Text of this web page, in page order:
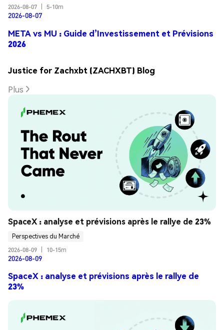
2026-08-07
5-10m
2026-08-07
META vs MU : Guide d’Investissement et Prévisions
2026
Justice for Zachxbt (ZACHXBT) Blog
Plus
SpaceX : analyse et prévisions après le rallye de 23%
Perspectives du Marché
2026-08-09
10-15m
2026-08-09
SpaceX : analyse et prévisions après le rallye de
23%